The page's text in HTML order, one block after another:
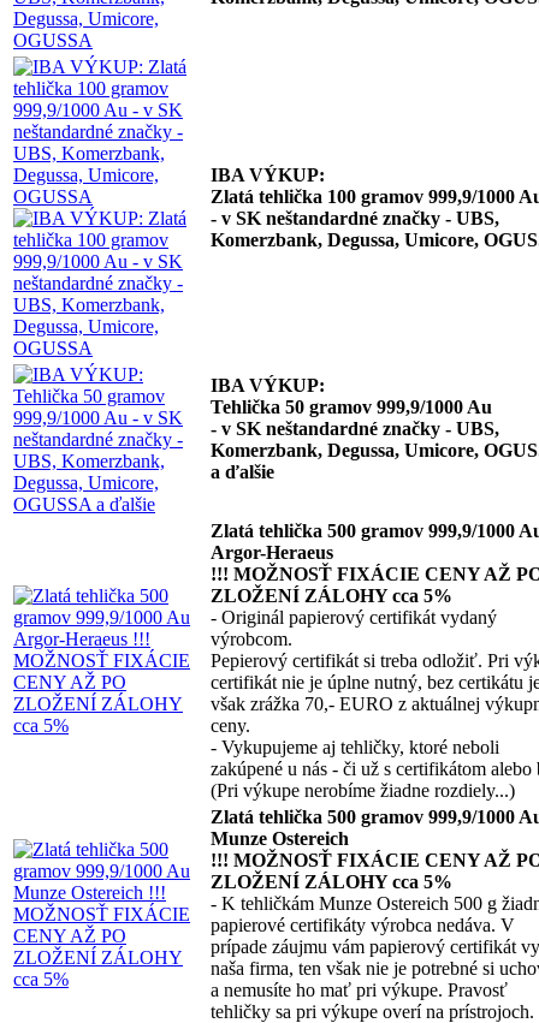
IBA VÝKUP:
Zlatá tehlička 100 gramov 999,9/1000
- v SK neštandardné značky - UBS,
Komerzbank, Degussa, Umicore,
IBA VÝKUP:
Tehlička 50 gramov 999,9/1000 Au
- v SK neštandardné značky - UBS,
Komerzbank, Degussa, Umicore,
a ďalšie
Zlatá tehlička 500 gramov 999,9/1000
Argor-Heraeus
!!! MOŽNOSŤ FIXÁCIE CENY AŽ
ZLOŽENÍ ZÁLOHY cca 5%
- Originál papierový certifikát vydaný
výrobcom.
Pepierový certifikát si treba odložiť. Pri
certifikát nie je úplne nutný, bez certikátu
však zrážka 70,- EURO z aktuálnej
ceny.
- Vykupujeme aj tehličky, ktoré neboli
zakúpené u nás - či už s certifikátom alebo
(Pri výkupe nerobíme žiadne rozdiely...)
Zlatá tehlička 500 gramov 999,9/1000
Munze Ostereich
!!! MOŽNOSŤ FIXÁCIE CENY AŽ
ZLOŽENÍ ZÁLOHY cca 5%
- K tehličkám Munze Ostereich 500 g
papierové certifikáty výrobca nedáva. V
prípade záujmu vám papierový certifikát
naša firma, ten však nie je potrebné si
a nemusíte ho mať pri výkupe. Pravosť
tehličky sa pri výkupe overí na prístrojoch.